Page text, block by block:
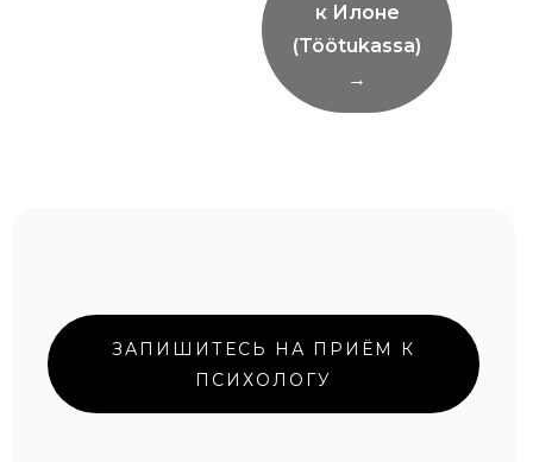
к Илоне
(Töötukassa)
→
ЗАПИШИТЕСЬ НА ПРИЁМ К
ПСИХОЛОГУ